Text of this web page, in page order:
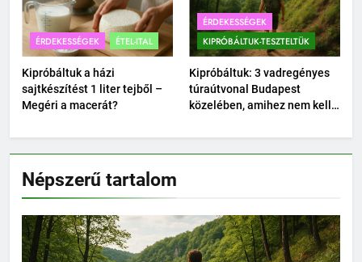
ÉRDEKESSÉGEK ÉTEL-ITAL
Kipróbáltuk a házi
sajtkészítést 1 liter tejből –
Megéri a macerát?
ÉRDEKESSÉGEK
KIPRÓBÁLTUK-TESZTELTÜK
Kipróbáltuk: 3 vadregényes
túraútvonal Budapest
közelében, amihez nem kell
Népszerű tartalom